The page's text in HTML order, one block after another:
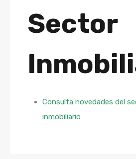
Sector
Consulta novedades del
inmobiliario